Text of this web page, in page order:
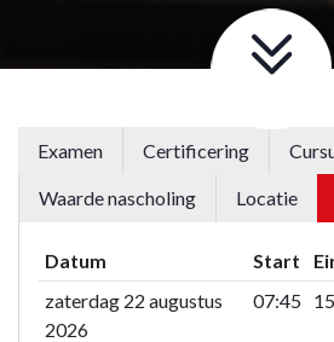
Examen Certificering
Waarde nascholing Locatie
Datum Start
zaterdag 22 augustus
2026
07:45